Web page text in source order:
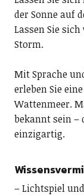
der Sonne auf
Lassen Sie
Storm.
Mit Sprache
erleben Sie
Wattenmeer.
bekannt sein –
einzigartig.
– Lichtspiel